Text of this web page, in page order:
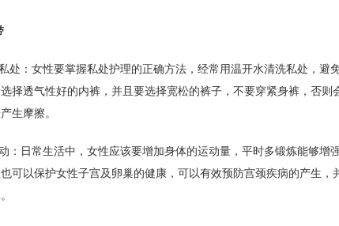
处：女性要掌握私处护理的正确方法，经常用温开水清洗私处，避
择透气性好的内裤，并且要选择宽松的裤子，不要穿紧身裤，否则
生摩擦。
：日常生活中，女性应该要增加身体的运动量，平时多锻炼能够增
可以保护女性子宫及卵巢的健康，可以有效预防宫颈疾病的产生，